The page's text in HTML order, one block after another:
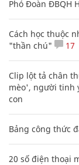
Phó Đoàn ĐBQH
Cách học thuộc
"thần chú"
17
Clip lột tả chân
mèo', người tinh
con
Bảng công thức
20 số điện thoại